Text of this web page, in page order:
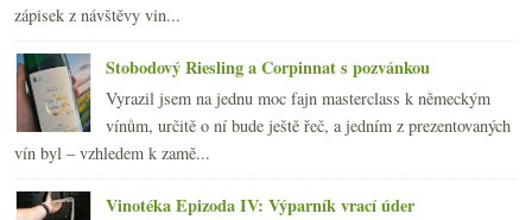
zápisek z návštěvy vin...
Stobodový Riesling a Corpinnat s pozvánkou
Vyrazil jsem na jednu moc fajn masterclass k německým
vínům, určitě o ní bude ještě řeč, a jedním z prezentovaných
vín byl – vzhledem k zamě...
Vinotéka Epizoda IV: Výparník vrací úder